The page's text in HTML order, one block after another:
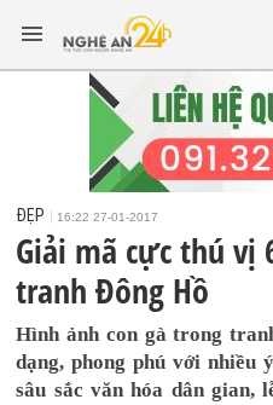
ĐẸP 16:22 27-01-2017
Giải mã cực thú vị
tranh Đông Hồ
Hình ảnh con gà trong
dạng, phong phú với nhiều
sâu sắc văn hóa dân gian,